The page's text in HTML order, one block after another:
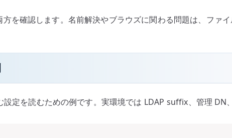
方を確認します。名前解決やブラウズに関わる問題は、ファ
定を読むための例です。実環境では LDAP suffix、管理 DN